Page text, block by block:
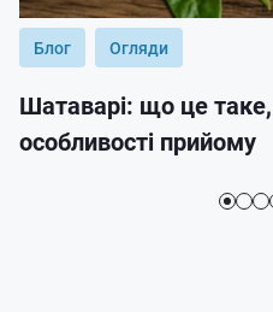
Блог Огляди
Шатаварі: що це таке,
особливості прийому